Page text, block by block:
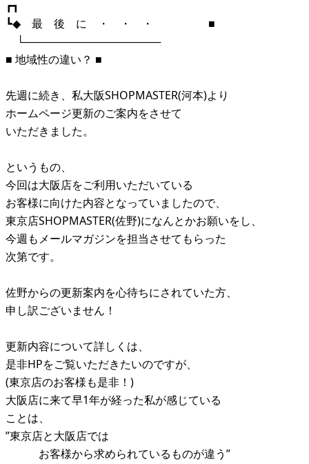
┏┓
┗◆ 最 後 に ・ ・ ・ ■
└──────────────────
■ 地域性の違い？ ■
先週に続き、私大阪SHOPMASTER(河本)より
ホームページ更新のご案内をさせて
いただきました。
というもの、
今回は大阪店をご利用いただいている
お客様に向けた内容となっていましたので、
東京店SHOPMASTER(佐野)になんとかお願いをし、
今週もメールマガジンを担当させてもらった
次第です。
佐野からの更新案内を心待ちにされていた方、
申し訳ございません！
更新内容について詳しくは、
是非HPをご覧いただきたいのですが、
(東京店のお客様も是非！)
大阪店に来て早1年が経った私が感じている
ことは、
”東京店と大阪店では
お客様から求められているものが違う”